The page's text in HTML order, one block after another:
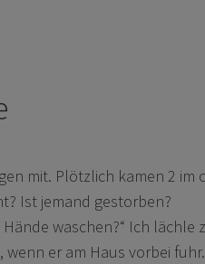
mit. Plötzlich kamen 2 im
Ist jemand gestorben?
waschen?“ Ich lächle
er am Haus vorbei fuhr.